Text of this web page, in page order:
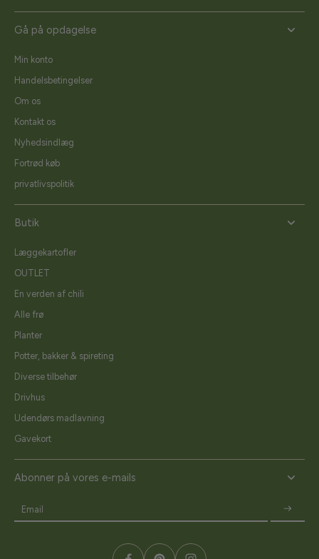
Gå på opdagelse
Min konto
Handelsbetingelser
Om os
Kontakt os
Nyhedsindlæg
Fortrød køb
privatlivspolitik
Butik
Læggekartofler
OUTLET
En verden af chili
Alle frø
Planter
Potter, bakker & spireting
Diverse tilbehør
Drivhus
Udendørs madlavning
Gavekort
Abonner på vores e-mails
Email